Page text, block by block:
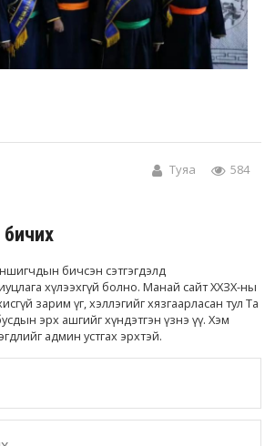
Туяа 584
бичсэн сэтгэгдэлд
хүлээхгүй болно. Манай сайт ХХЗХ-ны
зарим үг, хэллэгийг хязгаарласан тул Та
эрх ашгийг хүндэтгэн үзнэ үү. Хэм
админ устгах эрхтэй.